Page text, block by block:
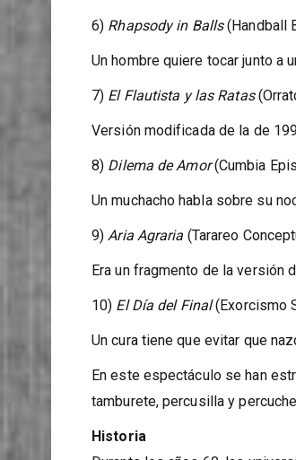
6) Rhapsody in Balls(Handball
Un hombre quiere tocar junto a
7) El Flautista y las Ratas
Versión modificada de la de
8) Dilema de Amor(Cumbia
Un muchacho habla sobre su
9)Aria Agraria (Tarareo
Era un fragmento de la versión
10) El Día del Final(Exorcismo
Un cura tiene que evitar que
En este espectáculo se han
tamburete, percusilla y
Historia